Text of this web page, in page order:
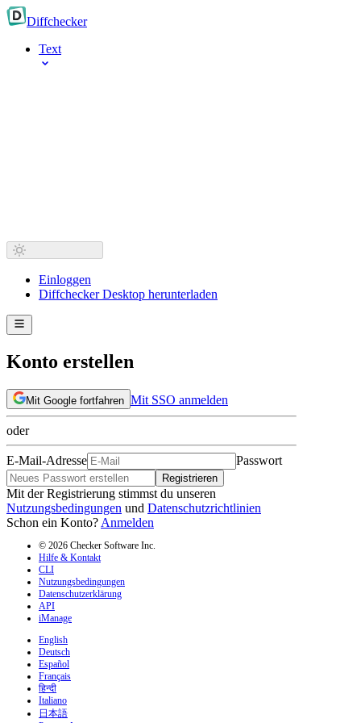
Diffchecker
Text
Einloggen
Diffchecker Desktop herunterladen
Konto erstellen
Mit Google fortfahren Mit SSO anmelden
oder
E-Mail-Adresse Passwort
Registrieren
Mit der Registrierung stimmst du unseren
Nutzungsbedingungen und Datenschutzrichtlinien
Schon ein Konto? Anmelden
© 2026 Checker Software Inc.
Hilfe & Kontakt
CLI
Nutzungsbedingungen
Datenschutzerklärung
API
iManage
English
Deutsch
Español
Français
हिन्दी
Italiano
日本語